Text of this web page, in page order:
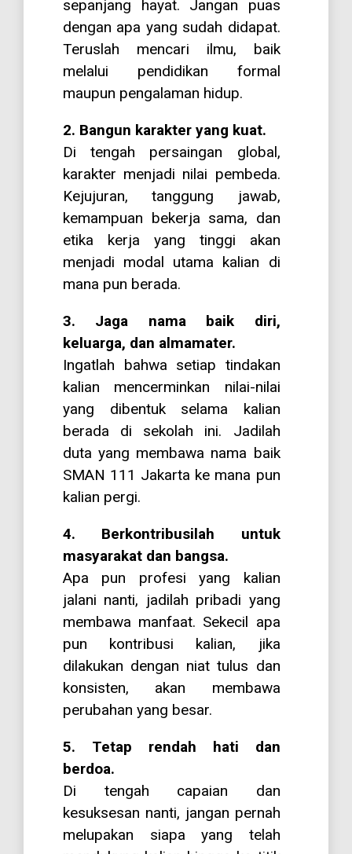
sepanjang hayat. Jangan puas
dengan apa yang sudah didapat.
Teruslah mencari ilmu, baik
melalui pendidikan formal
maupun pengalaman hidup.
2. Bangun karakter yang kuat.
Di tengah persaingan global,
karakter menjadi nilai pembeda.
Kejujuran, tanggung jawab,
kemampuan bekerja sama, dan
etika kerja yang tinggi akan
menjadi modal utama kalian di
mana pun berada.
3. Jaga nama baik diri,
keluarga, dan almamater.
Ingatlah bahwa setiap tindakan
kalian mencerminkan nilai-nilai
yang dibentuk selama kalian
berada di sekolah ini. Jadilah
duta yang membawa nama baik
SMAN 111 Jakarta ke mana pun
kalian pergi.
4. Berkontribusilah untuk
masyarakat dan bangsa.
Apa pun profesi yang kalian
jalani nanti, jadilah pribadi yang
membawa manfaat. Sekecil apa
pun kontribusi kalian, jika
dilakukan dengan niat tulus dan
konsisten, akan membawa
perubahan yang besar.
5. Tetap rendah hati dan
berdoa.
Di tengah capaian dan
kesuksesan nanti, jangan pernah
melupakan siapa yang telah